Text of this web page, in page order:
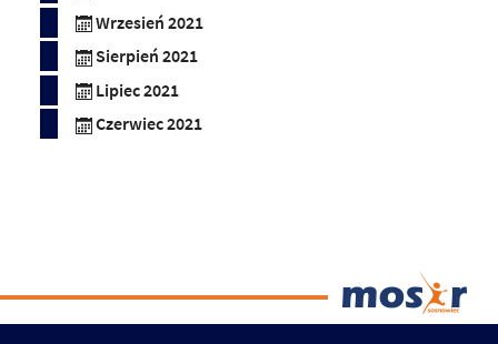
Wrzesień 2021
Sierpień 2021
Lipiec 2021
Czerwiec 2021